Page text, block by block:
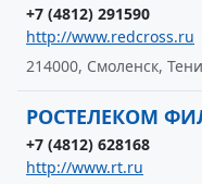
+7 (4812) 291590
http://www.redcross.ru
214000, Смоленск,
РОСТЕЛЕКОМ
+7 (4812) 628168
http://www.rt.ru